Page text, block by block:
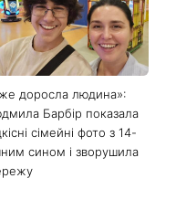
доросла людина»:
Барбір показала
сімейні фото з 14-
сином і зворушила